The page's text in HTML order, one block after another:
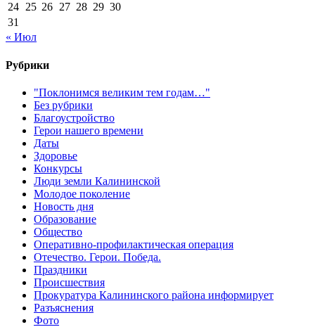
24 25 26 27 28 29 30
31
« Июл
Рубрики
"Поклонимся великим тем годам…"
Без рубрики
Благоустройство
Герои нашего времени
Даты
Здоровье
Конкурсы
Люди земли Калининской
Молодое поколение
Новость дня
Образование
Общество
Оперативно-профилактическая операция
Отечество. Герои. Победа.
Праздники
Происшествия
Прокуратура Калининского района информирует
Разъяснения
Фото